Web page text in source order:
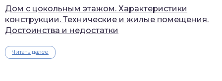
Дом с цокольным этажом. Характеристики
конструкции. Технические и жилые помещения.
Достоинства и недостатки
Читать далее